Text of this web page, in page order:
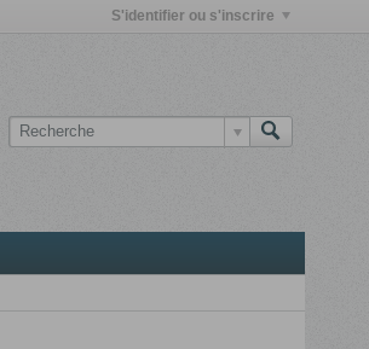
S'identifier ou s'inscrire